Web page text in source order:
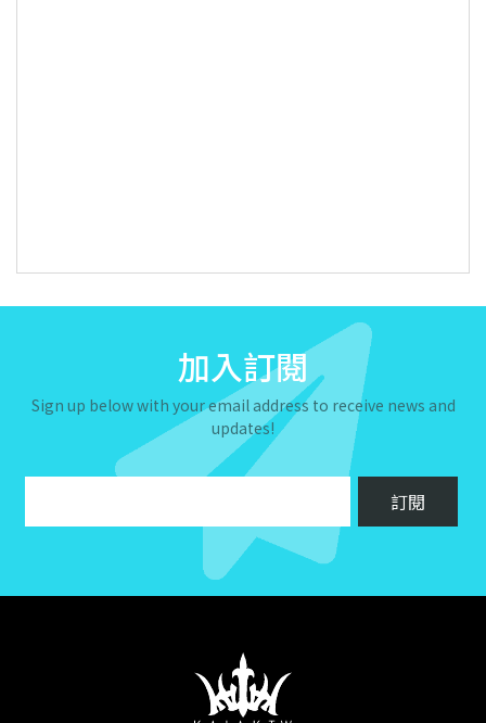
加入訂閱
Sign up below with your email address to receive news and
updates!